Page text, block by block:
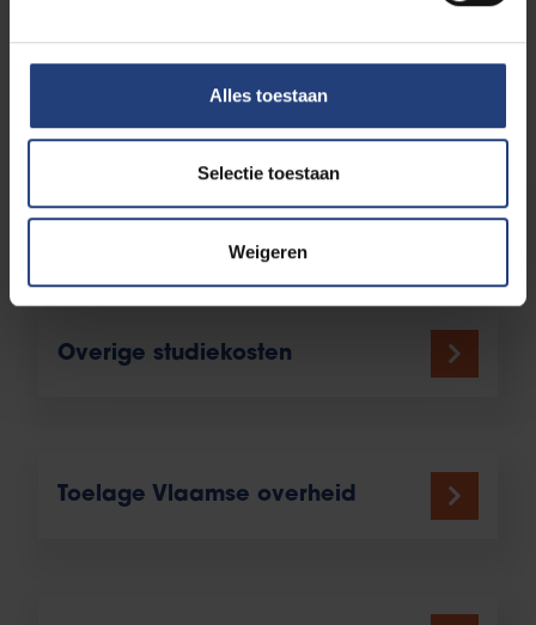
Alles toestaan
Selectie toestaan
Weigeren
Studiegeld berekenen
Overige studiekosten
Toelage Vlaamse overheid